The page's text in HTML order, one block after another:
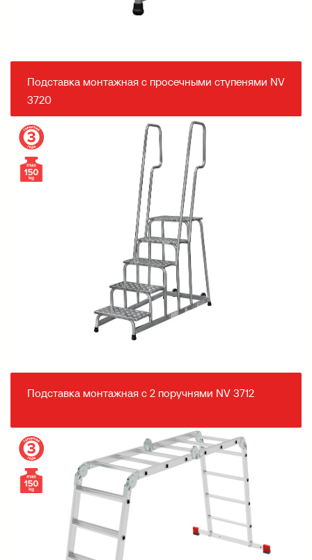
Подставка монтажная с просечными ступенями NV
3720
Подставка монтажная с 2 поручнями NV 3712